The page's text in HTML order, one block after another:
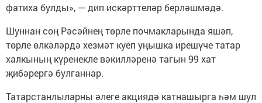
фатиха булды», — дип искәрттеләр берләшмәдә.
Шуннан соң Рәсәйнең төрле почмакларында яшәп,
төрле өлкәләрдә хезмәт куеп уңышка ирешүче татар
халкының күренекле вәкилләренә тагын 99 хат
җибәрергә булганнар.
Татарстанлыларны әлеге акциядә катнашырга һәм шул